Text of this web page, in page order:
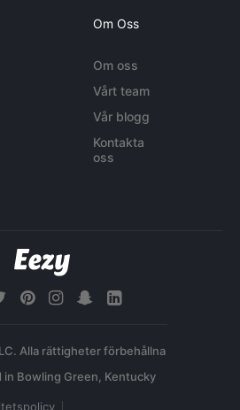
Om Oss
Om oss
Vårt team
Vår blogg
Kontakta
oss
Alla rättigheter förbehållna